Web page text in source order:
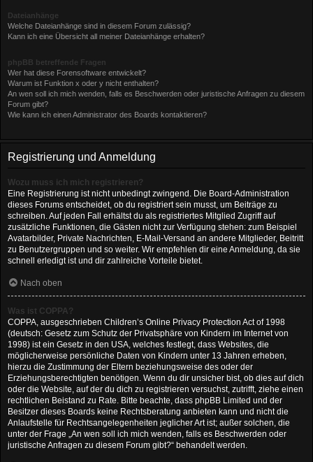
Dateianhänge
Welche Dateianhänge sind in diesem Forum zulässig?
Kann ich eine Übersicht all meiner Dateianhänge erhalten?
phpBB betreffende Fragen
Wer hat diese Forensoftware entwickelt?
Warum ist Funktion x oder y nicht enthalten?
An wen soll ich mich wenden, falls es Beschwerden oder juristische Anfragen zu diesem
Forum gibt?
Wie kann ich einen Administrator des Boards kontaktieren?
Registrierung und Anmeldung
Wozu muss ich mich registrieren?
Eine Registrierung ist nicht unbedingt zwingend. Die Board-Administration
dieses Forums entscheidet, ob du registriert sein musst, um Beiträge zu
schreiben. Auf jeden Fall erhältst du als registriertes Mitglied Zugriff auf
zusätzliche Funktionen, die Gästen nicht zur Verfügung stehen: zum Beispiel
Avatarbilder, Private Nachrichten, E-Mail-Versand an andere Mitglieder, Beitritt
zu Benutzergruppen und so weiter. Wir empfehlen dir eine Anmeldung, da sie
schnell erledigt ist und dir zahlreiche Vorteile bietet.
Nach oben
Was ist COPPA?
COPPA, ausgeschrieben Children’s Online Privacy Protection Act of 1998
(deutsch: Gesetz zum Schutz der Privatsphäre von Kindern im Internet von
1998) ist ein Gesetz in den USA, welches festlegt, dass Websites, die
möglicherweise persönliche Daten von Kindern unter 13 Jahren erheben,
hierzu die Zustimmung der Eltern beziehungsweise des oder der
Erziehungsberechtigten benötigen. Wenn du dir unsicher bist, ob dies auf dich
oder die Website, auf der du dich zu registrieren versuchst, zutrifft, ziehe einen
rechtlichen Beistand zu Rate. Bitte beachte, dass phpBB Limited und der
Besitzer dieses Boards keine Rechtsberatung anbieten kann und nicht die
Anlaufstelle für Rechtsangelegenheiten jeglicher Art ist; außer solchen, die
unter der Frage „An wen soll ich mich wenden, falls es Beschwerden oder
juristische Anfragen zu diesem Forum gibt?“ behandelt werden.